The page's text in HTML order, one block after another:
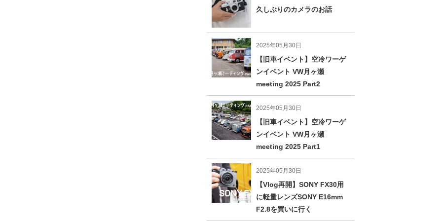
久しぶりのカメラのお話
2025年05月30日
【旧車イベント】空冷ワーゲ
ンイベント VW月ヶ瀬
meeting 2025 Part2
2025年05月30日
【旧車イベント】空冷ワーゲ
ンイベント VW月ヶ瀬
meeting 2025 Part1
2025年05月30日
【Vlog再開】SONY FX30用
に軽量レンズSONY E16mm
F2.8を買いに行く